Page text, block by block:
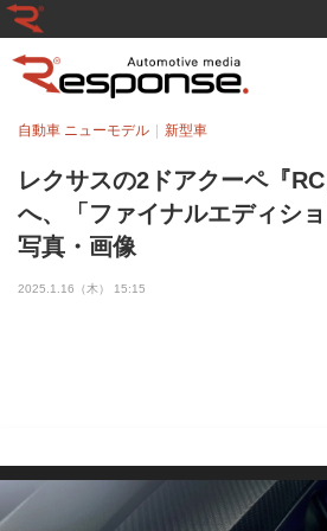
レクサスの2ドアクーペ『
へ、「ファイナルエディシ
写真・画像
自動車 ニューモデル 新型車
2025.1.16（木） 15:15